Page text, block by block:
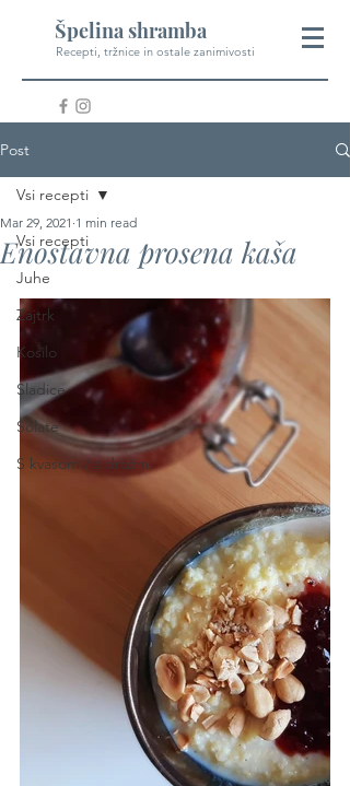
Špelina shramba
Recepti, tržnice in ostale zanimivosti
Post
Vsi recepti
Juhe
Zajtrk
Kosilo
Sladice
Solate
S kvasom / z drožmi
Vsi recepti
Enostavna prosena kaša
Mar 29, 2021 1 min read